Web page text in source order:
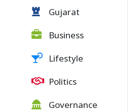
Gujarat
Business
Lifestyle
Politics
Governance